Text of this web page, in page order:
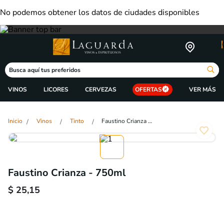
No podemos obtener los datos de ciudades disponibles
Busca aquí tus preferidos
VINOS LICORES CERVEZAS OFERTAS
Vinos Tinto Faustino Crianza - 750ml
Faustino Crianza - 750ml
$ 25,15